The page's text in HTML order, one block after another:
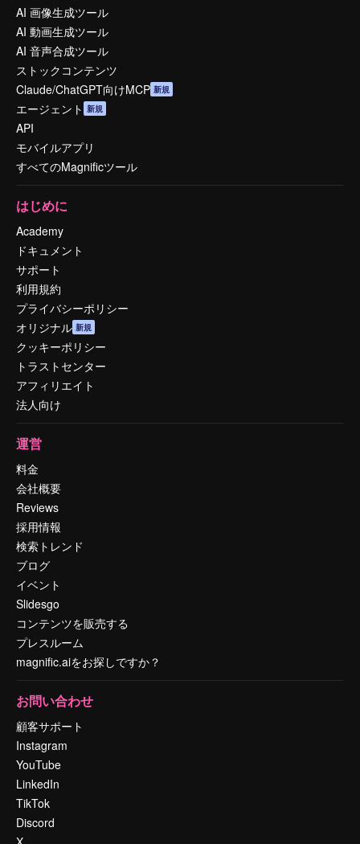
AI 画像生成ツール
AI 動画生成ツール
AI 音声合成ツール
ストックコンテンツ
Claude/ChatGPT向けMCP 新規
エージェント 新規
API
モバイルアプリ
すべてのMagnificツール
はじめに
Academy
ドキュメント
サポート
利用規約
プライバシーポリシー
オリジナル 新規
クッキーポリシー
トラストセンター
アフィリエイト
法人向け
運営
料金
会社概要
Reviews
採用情報
検索トレンド
ブログ
イベント
Slidesgo
コンテンツを販売する
プレスルーム
magnific.aiをお探しですか？
お問い合わせ
顧客サポート
Instagram
YouTube
LinkedIn
TikTok
Discord